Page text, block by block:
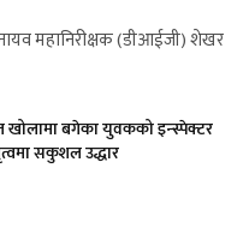
नायव महानिरीक्षक (डीआईजी) शेखर
खोलामा बगेका युवकको इन्स्पेक्टर
सकुशल उद्धार